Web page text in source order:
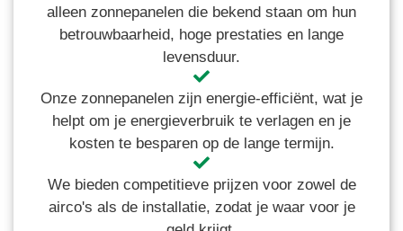
alleen zonnepanelen die bekend staan om hun
betrouwbaarheid, hoge prestaties en lange
levensduur.
Onze zonnepanelen zijn energie-efficiënt, wat je
helpt om je energieverbruik te verlagen en je
kosten te besparen op de lange termijn.
We bieden competitieve prijzen voor zowel de
airco's als de installatie, zodat je waar voor je